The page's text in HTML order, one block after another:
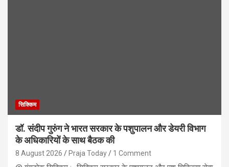
सिक्किम
डॉ. संदीप गुरुंग ने भारत सरकार के पशुपालन और डेयरी विभाग
के अधिकारियों के साथ बैठक की
8 August 2026 Praja Today 1 Comment